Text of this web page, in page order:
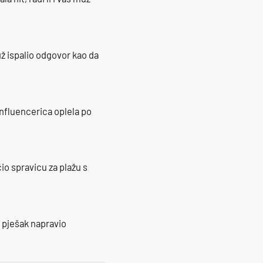
ispalio odgovor kao da
oplela po
spravicu za plažu s
napravio